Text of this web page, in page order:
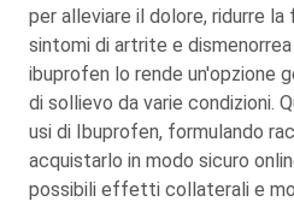
per alleviare il dolore, ridurre
sintomi di artrite e
ibuprofen lo rende un'opzione
di sollievo da varie condizioni.
usi di Ibuprofen, formulando
acquistarlo in modo sicuro
possibili effetti collaterali e